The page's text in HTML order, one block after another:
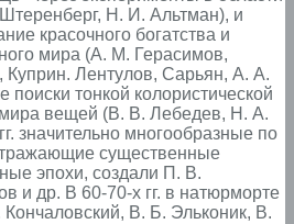
Н. И. Альтман), и
красочного богатства и
мира (А. М. Герасимов,
Куприн. Лентулов, Сарьян, А. А.
поиски тонкой колористической
вещей (В. В. Лебедев, Н. А.
значительно многообразные по
существенные
эпохи, создали П. В.
и др. В 60-70-х гг. в натюрморте
В. Б. Эльконик, В.